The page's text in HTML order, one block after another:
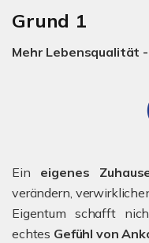
Grund 1
Mehr Lebensqualität
Ein eigenes
verändern,
Eigentum schafft
echtes Gefühl von